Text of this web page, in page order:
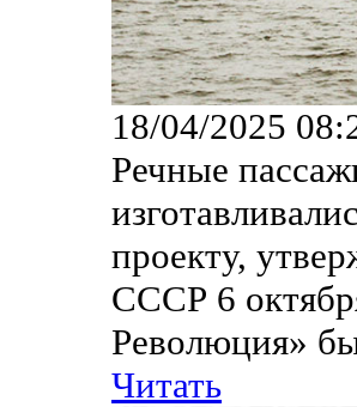
18/04/2025
Речные
проекту,
СССР 6
Революция»
Читать